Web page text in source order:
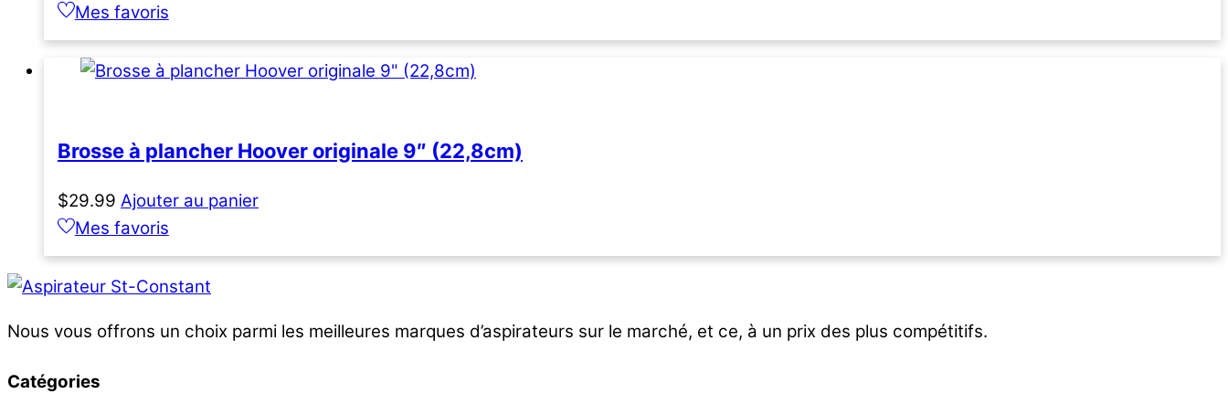
Mes favoris
Brosse à plancher Hoover originale 9″ (22,8cm)
$29.99 Ajouter au panier
Mes favoris
Nous vous offrons un choix parmi les meilleures marques d’aspirateurs sur le marché, et ce, à un prix des plus compétitifs.
Catégories